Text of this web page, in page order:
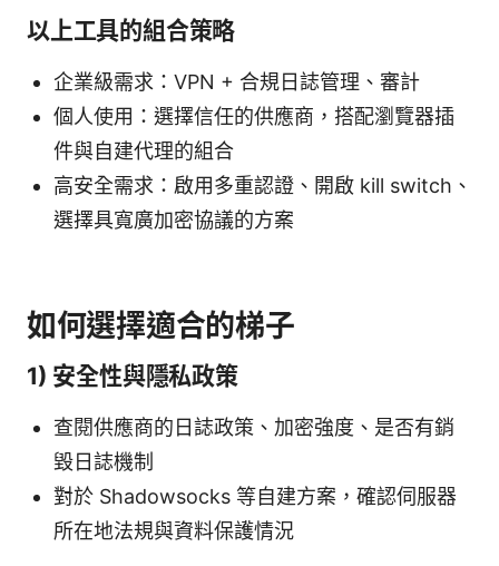
以上工具的組合策略
企業級需求：VPN + 合規日誌管理、審計
個人使用：選擇信任的供應商，搭配瀏覽器插
件與自建代理的組合
高安全需求：啟用多重認證、開啟 kill switch、
選擇具寬廣加密協議的方案
如何選擇適合的梯子
1) 安全性與隱私政策
查閱供應商的日誌政策、加密強度、是否有銷
毀日誌機制
對於 Shadowsocks 等自建方案，確認伺服器
所在地法規與資料保護情況